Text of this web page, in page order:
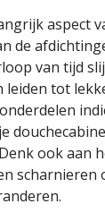
aspect
de
van tijd
leiden tot
ook aan
scharnieren